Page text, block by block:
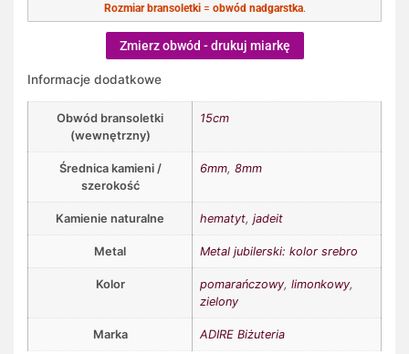
Rozmiar bransoletki= obwód nadgarstka.
Zmierz obwód - drukuj miarkę
Informacje dodatkowe
Obwód bransoletki
(wewnętrzny)
15cm
Średnica kamieni /
szerokość
6mm, 8mm
Kamienie naturalne hematyt, jadeit
Metal Metal jubilerski: kolor srebro
Kolor pomarańczowy, limonkowy,
zielony
Marka ADIRE Biżuteria